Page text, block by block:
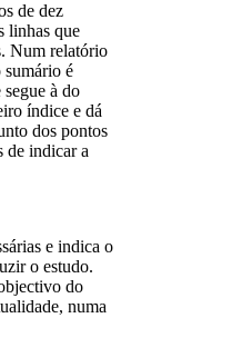
de dez
linhas que
Num relatório
sumário é
à do
índice e dá
dos pontos
de indicar a
e indica o
o estudo.
do
numa